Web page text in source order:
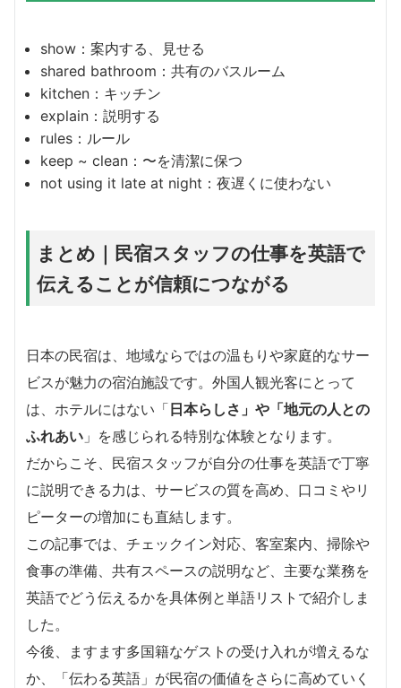
show：案内する、見せる
shared bathroom：共有のバスルーム
kitchen：キッチン
explain：説明する
rules：ルール
keep ~ clean：〜を清潔に保つ
not using it late at night：夜遅くに使わない
まとめ｜民宿スタッフの仕事を英語で
伝えることが信頼につながる
日本の民宿は、地域ならではの温もりや家庭的なサー
ビスが魅力の宿泊施設です。外国人観光客にとって
は、ホテルにはない「日本らしさ」や「地元の人との
ふれあい 」を感じられる特別な体験となります。
だからこそ、民宿スタッフが自分の仕事を英語で丁寧
に説明できる力は、サービスの質を高め、口コミやリ
ピーターの増加にも直結します。
この記事では、チェックイン対応、客室案内、掃除や
食事の準備、共有スペースの説明など、主要な業務を
英語でどう伝えるかを具体例と単語リストで紹介しま
した。
今後、ますます多国籍なゲストの受け入れが増えるな
か、「伝わる英語」が民宿の価値をさらに高めていく